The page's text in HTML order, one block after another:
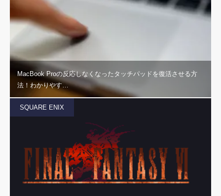
MacBook Proの反応しなくなったタッチパッドを復活させる方
法！わかりやす…
SQUARE ENIX